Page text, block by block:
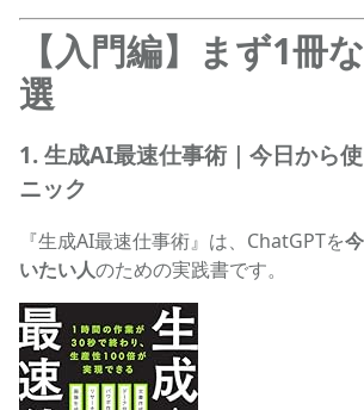
【入門編】まず1冊
選
1. 生成AI最速仕事術｜今日から
ニック
『生成AI最速仕事術』は、ChatGPTを
いたい人のための実践書です。
生成AI最速仕事術の商品ページへ